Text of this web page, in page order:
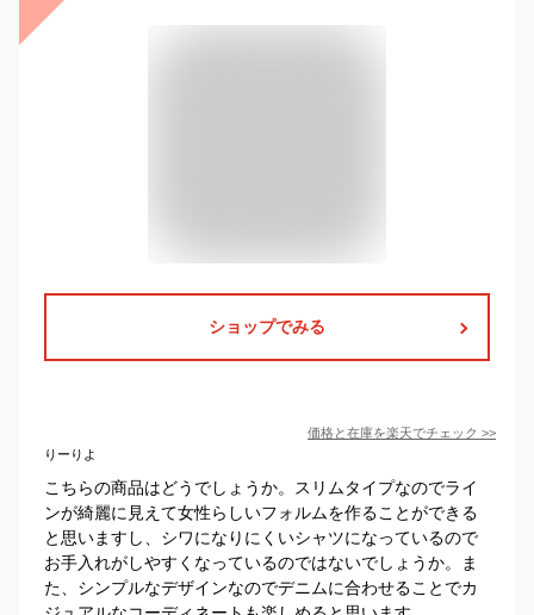
ショップでみる
価格と在庫を楽天でチェック >>
りーりよ
こちらの商品はどうでしょうか。スリムタイプなのでライ
ンが綺麗に見えて女性らしいフォルムを作ることができる
と思いますし、シワになりにくいシャツになっているので
お手入れがしやすくなっているのではないでしょうか。ま
た、シンプルなデザインなのでデニムに合わせることでカ